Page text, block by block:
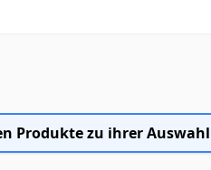
Produkte zu ihrer